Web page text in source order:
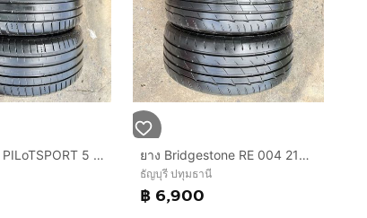
ยาง Michelin PILoTSPORT 5 225 45 17 ปี 25 ชุด 7500 บาทคะ ไร้ตำหนิ ไม่ปะ ยางสวย ยาง Bridgestone RE 004 215 45 17 ปี 25 ชุดระ 6900 บาทคะ ไร้ตำหนิ ไม่ปะ
ธัญบุรี ปทุมธานี
฿ 6,900